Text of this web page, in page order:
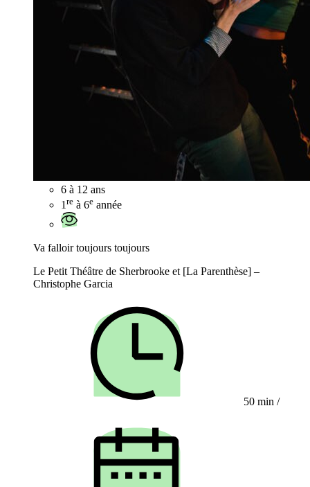
6 à 12 ans
1 re à 6e année
Va falloir toujours toujours
Le Petit Théâtre de Sherbrooke et [La Parenthèse] –
Christophe Garcia
50 min /